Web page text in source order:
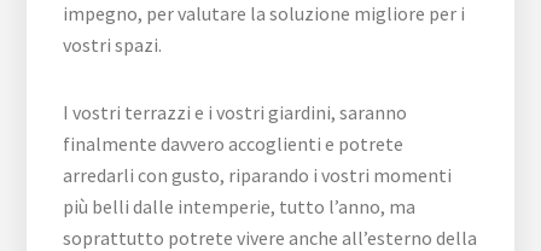
impegno, per valutare la soluzione migliore per i
vostri spazi.
I vostri terrazzi e i vostri giardini, saranno
finalmente davvero accoglienti e potrete
arredarli con gusto, riparando i vostri momenti
più belli dalle intemperie, tutto l’anno, ma
soprattutto potrete vivere anche all’esterno della